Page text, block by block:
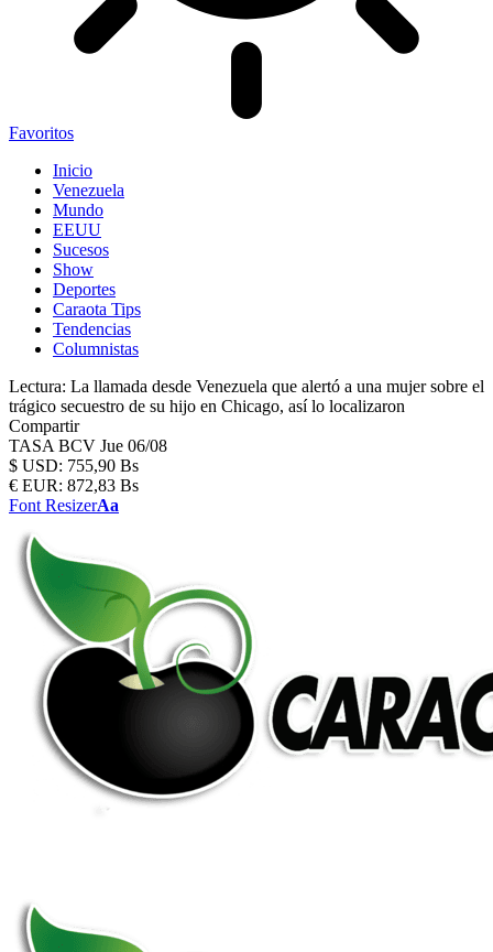
Favoritos
Inicio
Venezuela
Mundo
EEUU
Sucesos
Show
Deportes
Caraota Tips
Tendencias
Columnistas
Lectura: La llamada desde Venezuela que alertó a una mujer sobre el
trágico secuestro de su hijo en Chicago, así lo localizaron
Compartir
TASA BCV Jue 06/08
$ USD: 755,90 Bs
€ EUR: 872,83 Bs
Font ResizerAa